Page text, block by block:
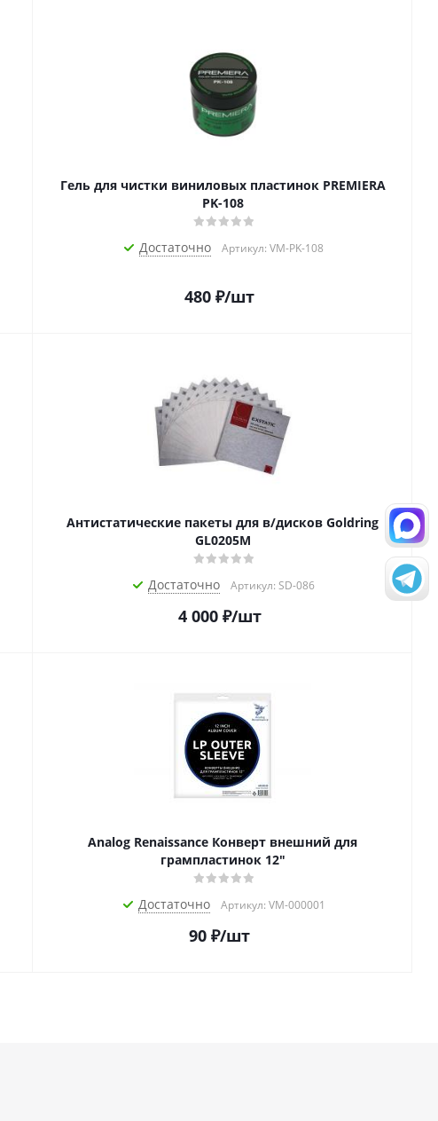
Гель для чистки виниловых пластинок PREMIERA
PK-108
Достаточно Артикул: VM-PK-108
480 ₽/шт
Антистатические пакеты для в/дисков Goldring
GL0205M
Достаточно Артикул: SD-086
4 000₽/шт
Analog Renaissance Конверт внешний для
грампластинок 12"
Достаточно Артикул: VM-000001
90 ₽/шт